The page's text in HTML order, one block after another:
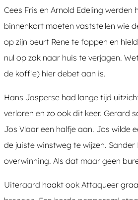
Cees Fris en Arnold Edeling
binnenkort moeten vaststellen wie
op zijn beurt Rene te foppen en
nul op zak naar huis te verjagen.
de koffie) hier debet aan is.
Hans Jasperse had lange tijd
verloren en zo ook dit keer. Gerard
Jos Vlaar een halfje aan. Jos wilde
de juiste winstweg te wijzen.
overwinning. Als dat maar geen
Uiteraard haakt ook Attaqueer